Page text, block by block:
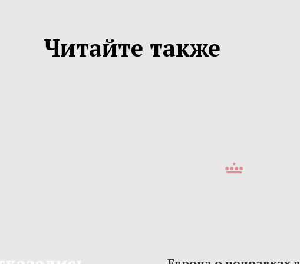
Читайте также